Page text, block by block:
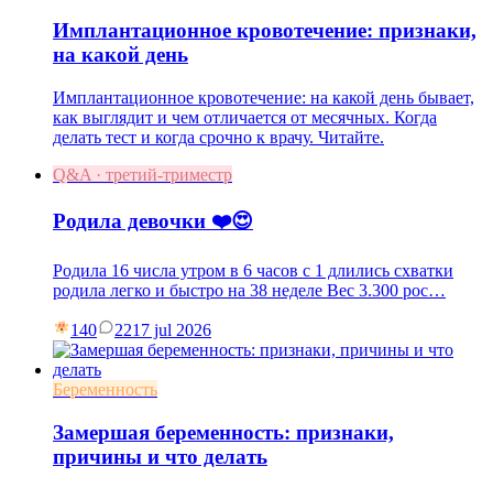
Имплантационное кровотечение: признаки,
на какой день
Имплантационное кровотечение: на какой день бывает,
как выглядит и чем отличается от месячных. Когда
делать тест и когда срочно к врачу. Читайте.
Q&A · третий-триместр
Родила девочки ❤️😍
Родила 16 числа утром в 6 часов с 1 длились схватки
родила легко и быстро на 38 неделе Вес 3.300 рос…
140 2217 jul 2026
Беременность
Замершая беременность: признаки,
причины и что делать